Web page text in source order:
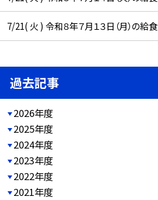
7/21( 火 ) 令和８年７月１３日（月）の給食
過去記事
2026年度
2025年度
2024年度
2023年度
2022年度
2021年度